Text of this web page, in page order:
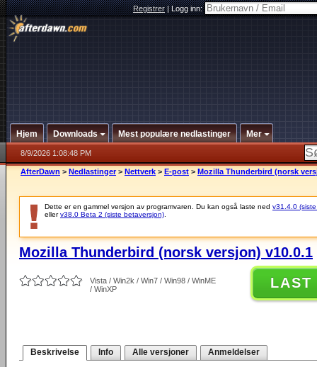
Registrer|Logg inn:
Hjem Downloads Mest populære nedlastinger Mer
8/9/2026 1:08:48 PM
AfterDawn > Nedlastinger > Nettverk > E-post > Mozilla Thunderbird (norsk
Dette er en gammel versjon av programvaren. Du kan også laste ned v31.4.0
ellerv38.0 Beta 2 (siste betaversjon)
Mozilla Thunderbird (norsk versjon) v10.0.1
Vista / Win2k / Win7 / Win98 / WinME
/ WinXP
LAST
Beskrivelse Info Alle versjoner Anmeldelser